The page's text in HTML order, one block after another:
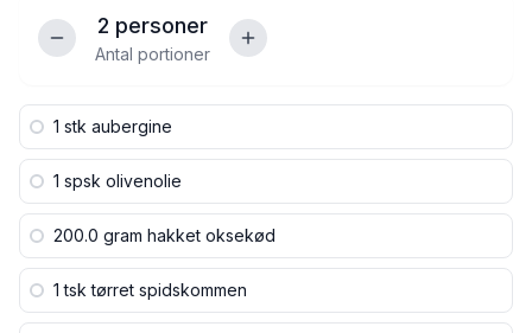
2 personer
Antal portioner
1 stk aubergine
1 spsk olivenolie
200.0 gram hakket oksekød
1 tsk tørret spidskommen